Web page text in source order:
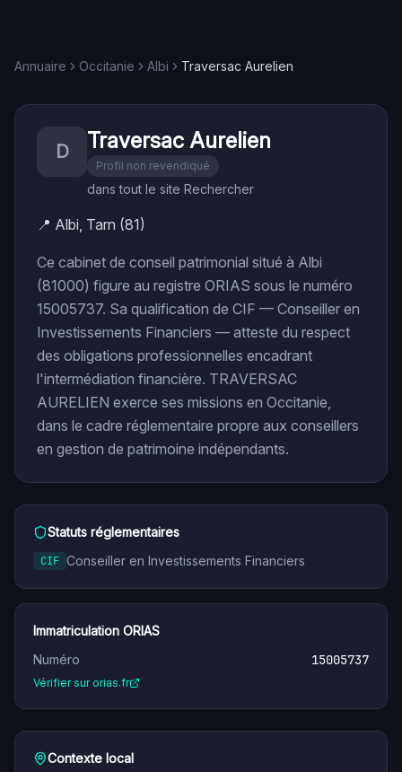
Annuaire Occitanie Albi Traversac Aurelien
D Traversac Aurelien
Profil non revendiqué
dans tout le site Rechercher
📍 Albi, Tarn (81)
Ce cabinet de conseil patrimonial situé à Albi
(81000) figure au registre ORIAS sous le numéro
15005737. Sa qualification de CIF — Conseiller en
Investissements Financiers — atteste du respect
des obligations professionnelles encadrant
l'intermédiation financière. TRAVERSAC
AURELIEN exerce ses missions en Occitanie,
dans le cadre réglementaire propre aux conseillers
en gestion de patrimoine indépendants.
Statuts réglementaires
CIF Conseiller en Investissements Financiers
Immatriculation ORIAS
Numéro
15005737
Vérifier sur orias.fr
Contexte local